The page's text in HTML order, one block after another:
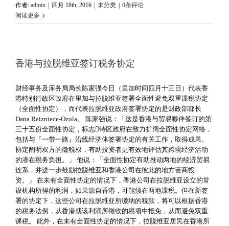
作者: admin 四月 18th, 2016 未分类
0条评论
阅读更多
香港与拉脱维亚签订税务协定
财经事务及库务局局长陈家强今日（里加时间四月十三日）代表香
港特别行政区政府在里加与拉脱维亚签署全面性避免双重课税协定
（全面性协定），而代表拉脱维亚政府签署协定的是财政部部长
Dana Reizniece-Ozola。 陈家强说：「这是香港与贸易夥伴签订的第
三十五份全面性协定，标志特区政府在致力扩阔全面性协定网络，
包括与『一带一路』沿线经济体签署协定的有关工作，取得成果。
协定阐明双方的徵税权，有助投资者更有效地评估其跨境经济活动
的潜在税务负担。」 他说：「全面性协定有助推动两地的经济贸易
连系，并进一步鼓励拉脱维亚和香港公司在彼此的地方营商投
资。」 在未有全面性协定的情况下，香港公司在拉脱维亚设立的常
设机构所得的利润，如果源自香港，可能须在两地课税。但在新签
署的协定下，这些公司在拉脱维亚所缴纳的税款，将可以根据香港
的税务法例，从香港就该利润所徵收的税项中抵免，从而避免双重
课税。 此外，在未有全面性协定的情况下，拉脱维亚居民在香港所